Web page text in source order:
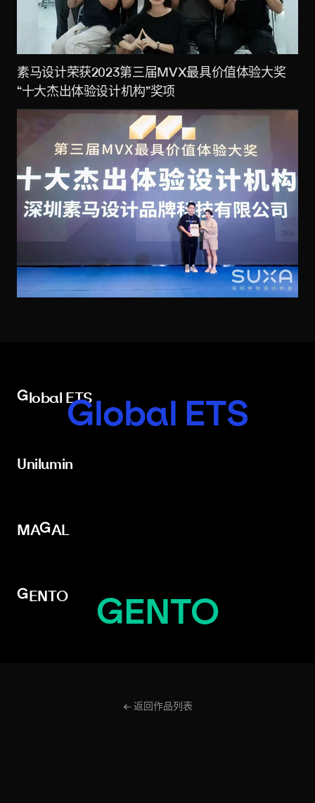
素马设计荣获2023第三届MVX最具价值体验大奖
“十大杰出体验设计机构”奖项
Global ETSGlobal ETS
Unilumin
MAGAL
GENTO GENTO
← 返回作品列表